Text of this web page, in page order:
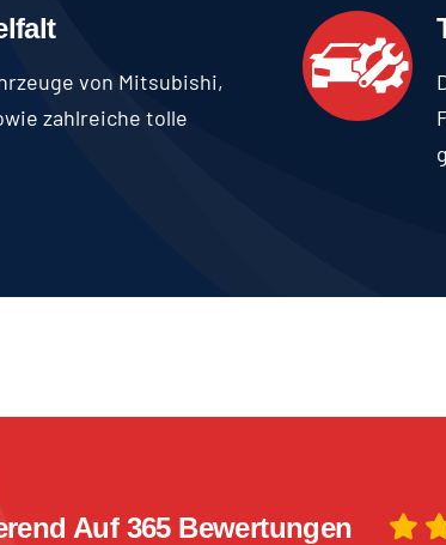
von Mitsubishi,
zahlreiche tolle
Auf 365 Bewertungen